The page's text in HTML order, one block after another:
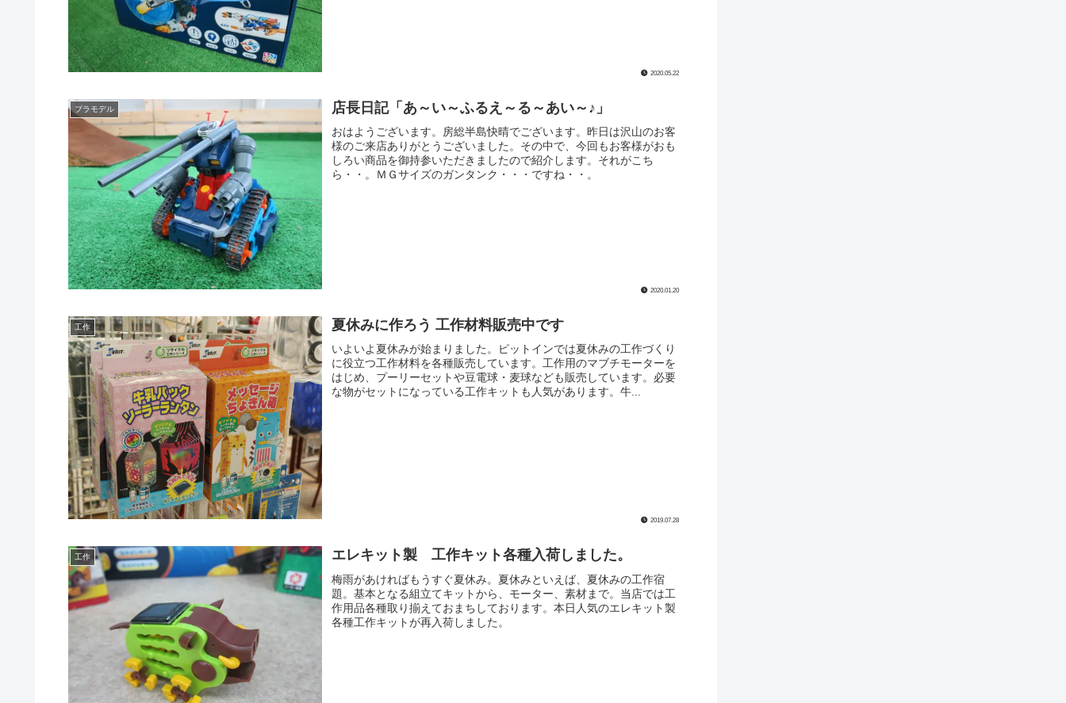
2020.05.22
プラモデル 店長日記「あ～い～ふるえ～る～あい～♪」
おはようございます。房総半島快晴でございます。昨日は沢山のお客
様のご来店ありがとうございました。その中で、今回もお客様がおも
しろい商品を御持参いただきましたので紹介します。それがこち
ら・・。ＭＧサイズのガンタンク・・・ですね・・。
2020.01.20
工作 夏休みに作ろう 工作材料販売中です
いよいよ夏休みが始まりました。ピットインでは夏休みの工作づくり
に役立つ工作材料を各種販売しています。工作用のマブチモーターを
はじめ、プーリーセットや豆電球・麦球なども販売しています。必要
な物がセットになっている工作キットも人気があります。牛...
2019.07.28
工作 エレキット製 工作キット各種入荷しました。
梅雨があければもうすぐ夏休み。夏休みといえば、夏休みの工作宿
題。基本となる組立てキットから、モーター、素材まで。当店では工
作用品各種取り揃えておまちしております。本日人気のエレキット製
各種工作キットが再入荷しました。